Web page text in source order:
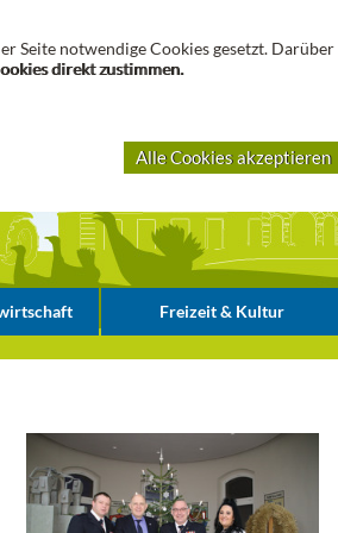
Seite notwendige Cookies gesetzt. Darüber
direkt zustimmen.
Alle Cookies akzeptieren
Freizeit & Kultur